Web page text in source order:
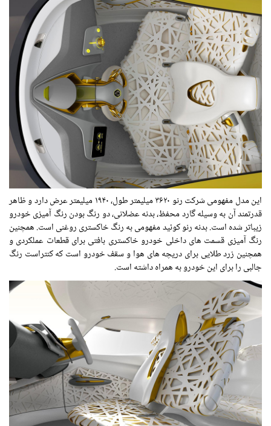
این مدل مفهومی شرکت رنو ۳۶۲۰ میلیمتر طول، ۱۹۴۰ میلیمتر عرض دارد و ظاهر
قدرتمند آن به وسیله گارد محفظ، بدنه عضلانی، دو رنگ بودن رنگ آمیزی خودرو
زیباتر شده است. بدنه رنو کوئید مفهومی به رنگ خاکستری روغنی است. همچنین
رنگ آمیزی قسمت های داخلی خودرو خاکستری بافتی برای قطعات عملکردی و
همچنین زرد طلایی برای دریچه های هوا و سقف خودرو است که کنتراست رنگ
جالبی را برای این خودرو به همراه داشته است.